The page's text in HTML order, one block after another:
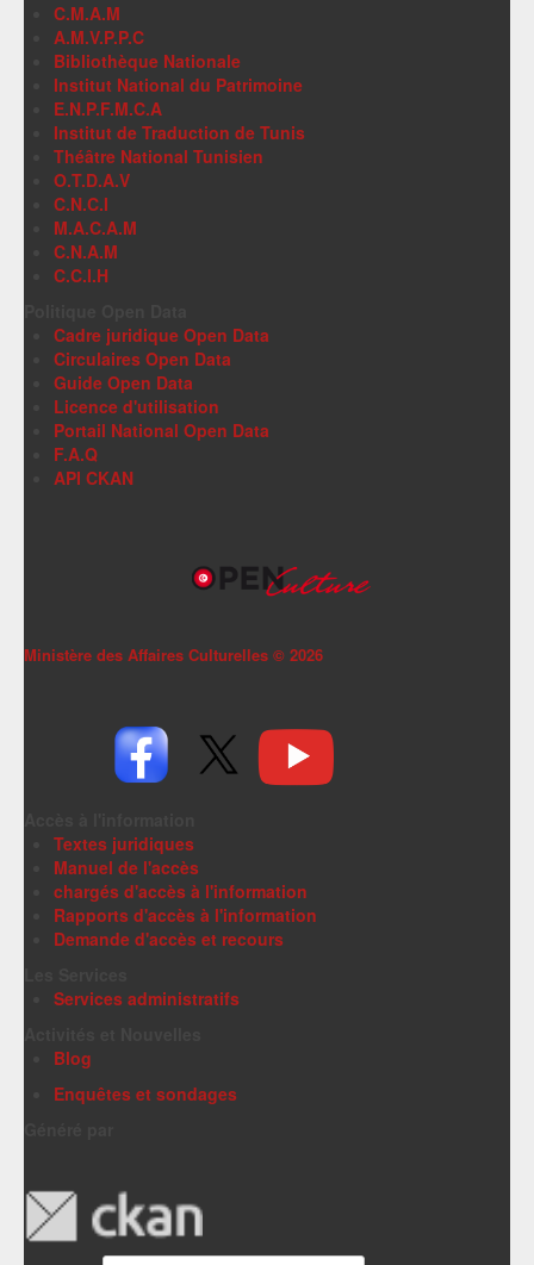
C.M.A.M
A.M.V.P.P.C
Bibliothèque Nationale
Institut National du Patrimoine
E.N.P.F.M.C.A
Institut de Traduction de Tunis
Théâtre National Tunisien
O.T.D.A.V
C.N.C.I
M.A.C.A.M
C.N.A.M
C.C.I.H
Cadre juridique Open Data
Circulaires Open Data
Guide Open Data
Licence d'utilisation
Portail National Open Data
F.A.Q
API CKAN
Ministère des Affaires Culturelles © 2026
Textes juridiques
Manuel de l'accès
chargés d'accès à l'information
Rapports d'accès à l'information
Demande d'accès et recours
Services administratifs
Blog
Enquêtes et sondages